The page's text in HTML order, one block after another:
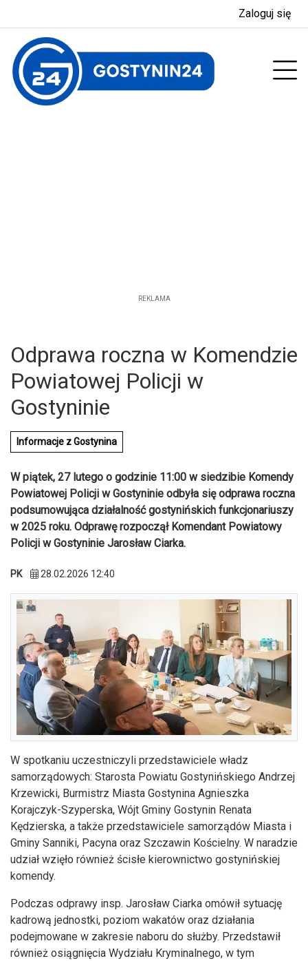
Zaloguj się
REKLAMA
Odprawa roczna w Komendzie
Powiatowej Policji w
Gostyninie
Informacje z Gostynina
W piątek, 27 lutego o godzinie 11:00 w siedzibie Komendy
Powiatowej Policji w Gostyninie odbyła się odprawa roczna
podsumowująca działalność gostynińskich funkcjonariuszy
w 2025 roku. Odprawę rozpoczął Komendant Powiatowy
Policji w Gostyninie Jarosław Ciarka.
PK 28.02.2026 12:40
W spotkaniu uczestniczyli przedstawiciele władz
samorządowych: Starosta Powiatu Gostynińskiego Andrzej
Krzewicki, Burmistrz Miasta Gostynina Agnieszka
Korajczyk-Szyperska, Wójt Gminy Gostynin Renata
Kędzierska, a także przedstawiciele samorządów Miasta i
Gminy Sanniki, Pacyna oraz Szczawin Kościelny. W naradzie
udział wzięło również ścisłe kierownictwo gostynińskiej
komendy.
Podczas odprawy insp. Jarosław Ciarka omówił sytuację
kadrową jednostki, poziom wakatów oraz działania
podejmowane w zakresie naboru do służby. Przedstawił
również osiągnięcia Wydziału Kryminalnego, w tym